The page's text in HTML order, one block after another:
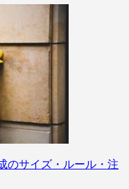
のサイズ・ルール・注